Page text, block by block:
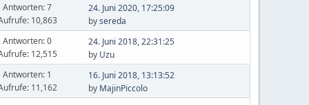
Antworten: 7
10,863
24. Juni 2020, 17:25:09
bysereda
Antworten: 0
12,515
24. Juni 2018, 22:31:25
by Uzu
Antworten: 1
11,162
16. Juni 2018, 13:13:52
by MajinPiccolo